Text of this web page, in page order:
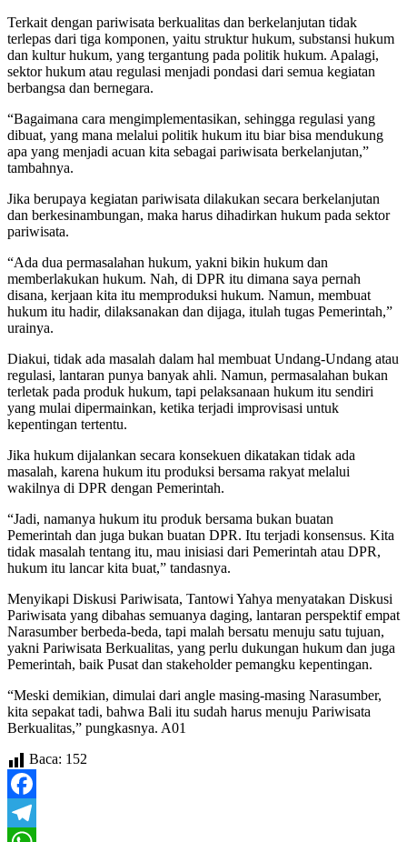
Terkait dengan pariwisata berkualitas dan berkelanjutan tidak
terlepas dari tiga komponen, yaitu struktur hukum, substansi hukum
dan kultur hukum, yang tergantung pada politik hukum. Apalagi,
sektor hukum atau regulasi menjadi pondasi dari semua kegiatan
berbangsa dan bernegara.
“Bagaimana cara mengimplementasikan, sehingga regulasi yang
dibuat, yang mana melalui politik hukum itu biar bisa mendukung
apa yang menjadi acuan kita sebagai pariwisata berkelanjutan,”
tambahnya.
Jika berupaya kegiatan pariwisata dilakukan secara berkelanjutan
dan berkesinambungan, maka harus dihadirkan hukum pada sektor
pariwisata.
“Ada dua permasalahan hukum, yakni bikin hukum dan
memberlakukan hukum. Nah, di DPR itu dimana saya pernah
disana, kerjaan kita itu memproduksi hukum. Namun, membuat
hukum itu hadir, dilaksanakan dan dijaga, itulah tugas Pemerintah,”
urainya.
Diakui, tidak ada masalah dalam hal membuat Undang-Undang atau
regulasi, lantaran punya banyak ahli. Namun, permasalahan bukan
terletak pada produk hukum, tapi pelaksanaan hukum itu sendiri
yang mulai dipermainkan, ketika terjadi improvisasi untuk
kepentingan tertentu.
Jika hukum dijalankan secara konsekuen dikatakan tidak ada
masalah, karena hukum itu produksi bersama rakyat melalui
wakilnya di DPR dengan Pemerintah.
“Jadi, namanya hukum itu produk bersama bukan buatan
Pemerintah dan juga bukan buatan DPR. Itu terjadi konsensus. Kita
tidak masalah tentang itu, mau inisiasi dari Pemerintah atau DPR,
hukum itu lancar kita buat,” tandasnya.
Menyikapi Diskusi Pariwisata, Tantowi Yahya menyatakan Diskusi
Pariwisata yang dibahas semuanya daging, lantaran perspektif empat
Narasumber berbeda-beda, tapi malah bersatu menuju satu tujuan,
yakni Pariwisata Berkualitas, yang perlu dukungan hukum dan juga
Pemerintah, baik Pusat dan stakeholder pemangku kepentingan.
“Meski demikian, dimulai dari angle masing-masing Narasumber,
kita sepakat tadi, bahwa Bali itu sudah harus menuju Pariwisata
Berkualitas,” pungkasnya. A01
Baca: 152
Facebook